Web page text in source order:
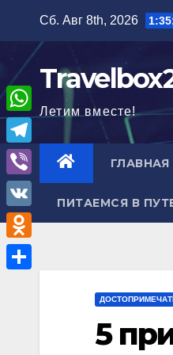
содержимому
Сб. Авг 8th, 2026
Летим вместе!
ГЛАВНАЯ
ПИТАЕМСЯ В
5
W
h
a
A
T
e
l
e
g
V
i
b
e
V
K
O